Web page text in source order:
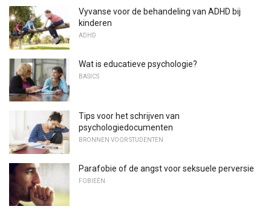
Vyvanse voor de behandeling van ADHD bij
kinderen
ADHD
Wat is educatieve psychologie?
BASICS
Tips voor het schrijven van
psychologiedocumenten
BRONNEN VOOR STUDENTEN
Parafobie of de angst voor seksuele perversie
FOBIEËN